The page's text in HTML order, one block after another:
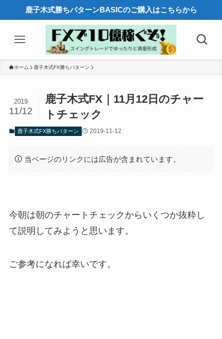
鹿子木式勝ちパターンBASICのご購入はこちらから
ホーム 鹿子木式FX勝ちパターン
鹿子木式FX｜11月12日のチャー
トチェック
2019
11/12
鹿子木式FX勝ちパターン 2019-11-12
当ページのリンクには広告が含まれています。
今朝は朝のチャートチェックからいくつか抜粋し
て説明してみようと思います。
ご参考になれば幸いです。